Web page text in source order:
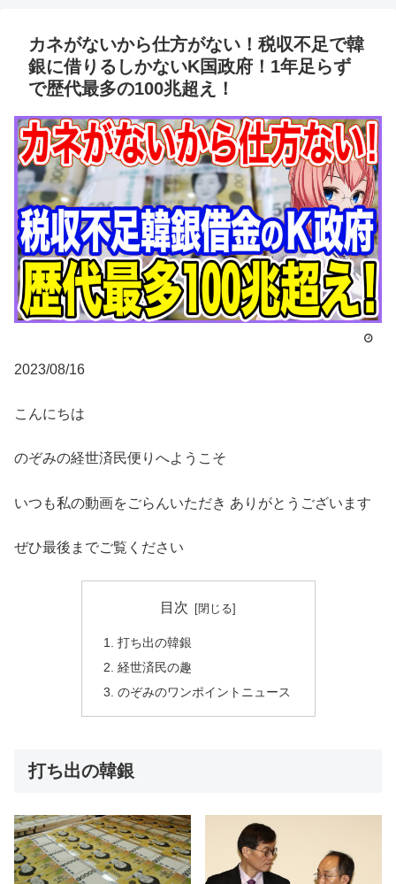
カネがないから仕方がない！税収不足で韓
銀に借りるしかないK国政府！1年足らず
で歴代最多の100兆超え！
2023/08/16
こんにちは
のぞみの経世済民便りへようこそ
いつも私の動画をごらんいただき ありがとうございます
ぜひ最後までご覧ください
目次
打ち出の韓銀
経世済民の趣
のぞみのワンポイントニュース
打ち出の韓銀